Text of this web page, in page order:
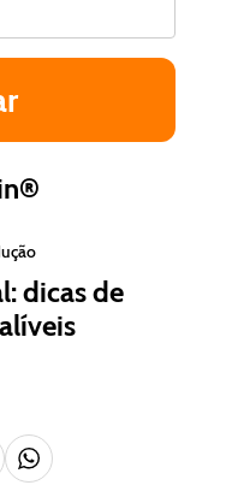
dicas de